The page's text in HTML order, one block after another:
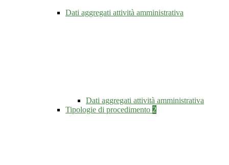
Dati aggregati attività amministrativa
Dati aggregati attività amministrativa
Tipologie di procedimento 2